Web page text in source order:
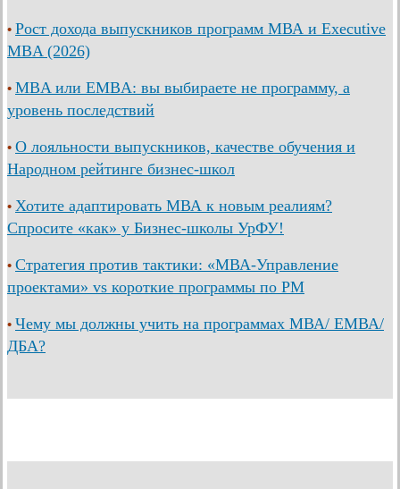
• Рост дохода выпускников программ МВА и Executive
MBA (2026)
• MBA или EMBA: вы выбираете не программу, а
уровень последствий
• О лояльности выпускников, качестве обучения и
Народном рейтинге бизнес-школ
• Хотите адаптировать МВА к новым реалиям?
Спросите «как» у Бизнес-школы УрФУ!
• Стратегия против тактики: «МВА-Управление
проектами» vs короткие программы по PM
• Чему мы должны учить на программах МВА/ ЕМВА/
ДБА?